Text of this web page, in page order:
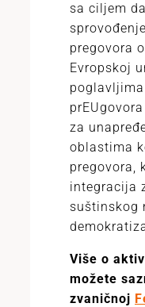
sa ciljem
pregovora
Evropskoj
za
oblastima
pregovora,
integracija
suštinskog
Više o
možete
zvaničnoj